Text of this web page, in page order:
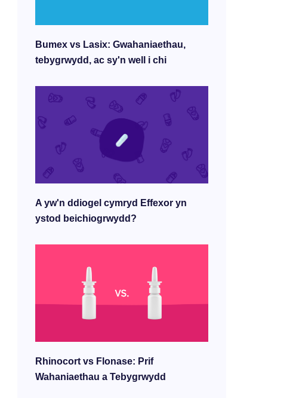
Bumex vs Lasix: Gwahaniaethau,
tebygrwydd, ac sy'n well i chi
A yw'n ddiogel cymryd Effexor yn
ystod beichiogrwydd?
Rhinocort vs Flonase: Prif
Wahaniaethau a Tebygrwydd